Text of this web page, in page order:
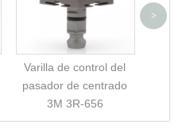
Varilla de control del
pasador de centrado
3M 3R-656
>